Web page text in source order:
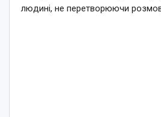
людині, не перетворюючи